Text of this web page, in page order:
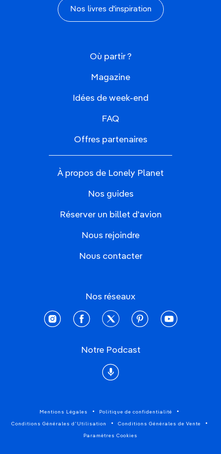
Nos livres d'inspiration
Où partir ?
Magazine
Idées de week-end
FAQ
Offres partenaires
À propos de Lonely Planet
Nos guides
Réserver un billet d'avion
Nous rejoindre
Nous contacter
Nos réseaux
instagramfacebooktwitter pinterestyoutube
Notre Podcast
Podcast
Mentions Légales Politique de confidentialité
Conditions Générales d'Utilisation Conditions Générales de Vente
Paramètres Cookies